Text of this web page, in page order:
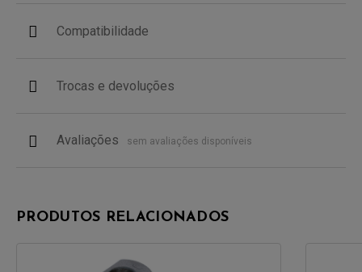
Compatibilidade
Trocas e devoluções
Avaliações sem avaliações disponíveis
PRODUTOS RELACIONADOS